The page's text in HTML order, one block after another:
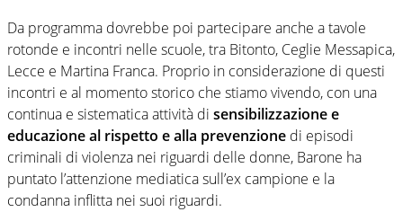
Da programma dovrebbe poi partecipare anche a tavole
rotonde e incontri nelle scuole, tra Bitonto, Ceglie Messapica,
Lecce e Martina Franca. Proprio in considerazione di questi
incontri e al momento storico che stiamo vivendo, con una
continua e sistematica attività di sensibilizzazione e
educazione al rispetto e alla prevenzione di episodi
criminali di violenza nei riguardi delle donne, Barone ha
puntato l’attenzione mediatica sull’ex campione e la
condanna inflitta nei suoi riguardi.